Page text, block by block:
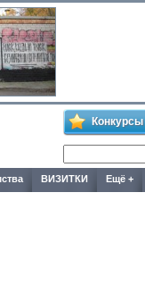
Конкурсы
ВИЗИТКИ Ещё +